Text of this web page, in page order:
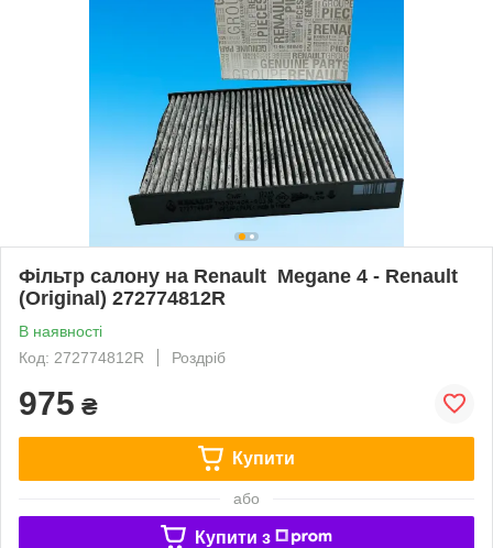
Фільтр салону на Renault Megane 4 - Renault
(Original) 272774812R
В наявності
Код: 272774812R
Роздріб
975 ₴
Купити
або
Купити з